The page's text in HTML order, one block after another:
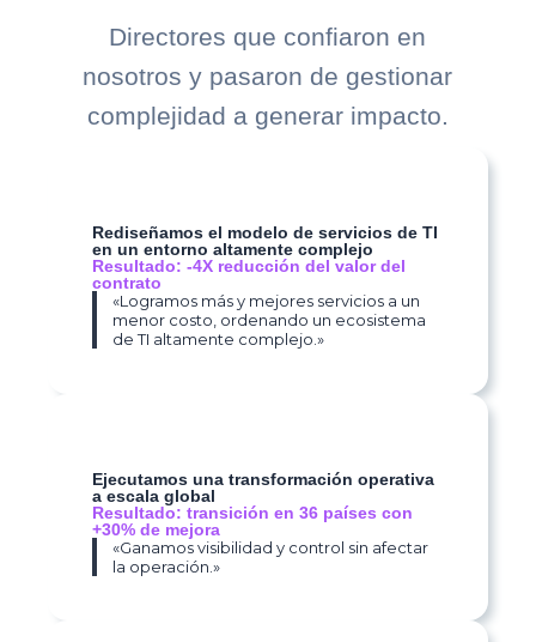
Directores que confiaron en
nosotros y pasaron de gestionar
complejidad a generar impacto.
Rediseñamos el modelo de servicios de TI
en un entorno altamente complejo
Resultado: -4X reducción del valor del
contrato
«Logramos más y mejores servicios a un
menor costo, ordenando un ecosistema
de TI altamente complejo.»
Ejecutamos una transformación operativa
a escala global
Resultado: transición en 36 países con
+30% de mejora
«Ganamos visibilidad y control sin afectar
la operación.»